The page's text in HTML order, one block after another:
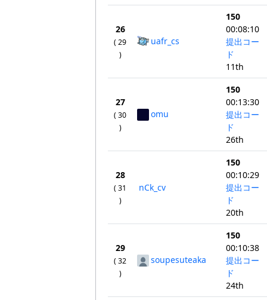
26
( 29
)
uafr_cs
150
00:08:10
提出コー
ド
11th
27
( 30
)
omu
150
00:13:30
提出コー
ド
26th
28
( 31
)
nCk_cv
150
00:10:29
提出コー
ド
20th
29
( 32
)
soupesuteaka
150
00:10:38
提出コー
ド
24th